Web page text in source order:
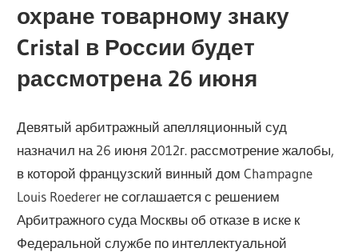
охране товарному знаку
Cristal в России будет
рассмотрена 26 июня
Девятый арбитражный апелляционный суд
назначил на 26 июня 2012г. рассмотрение жалобы,
в которой французский винный дом Champagne
Louis Roederer не соглашается с решением
Арбитражного суда Москвы об отказе в иске к
Федеральной службе по интеллектуальной